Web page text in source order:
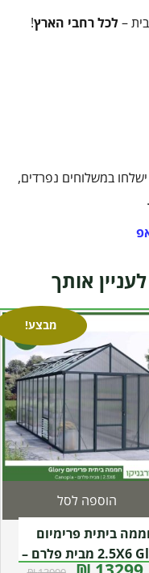
–לכל רחבי הארץ!
במשלוחים נפרדים,
אותך
מבצע!
ביתית פרימיום
2.5X6 Glory מבית פלרם –
הוספה לסל